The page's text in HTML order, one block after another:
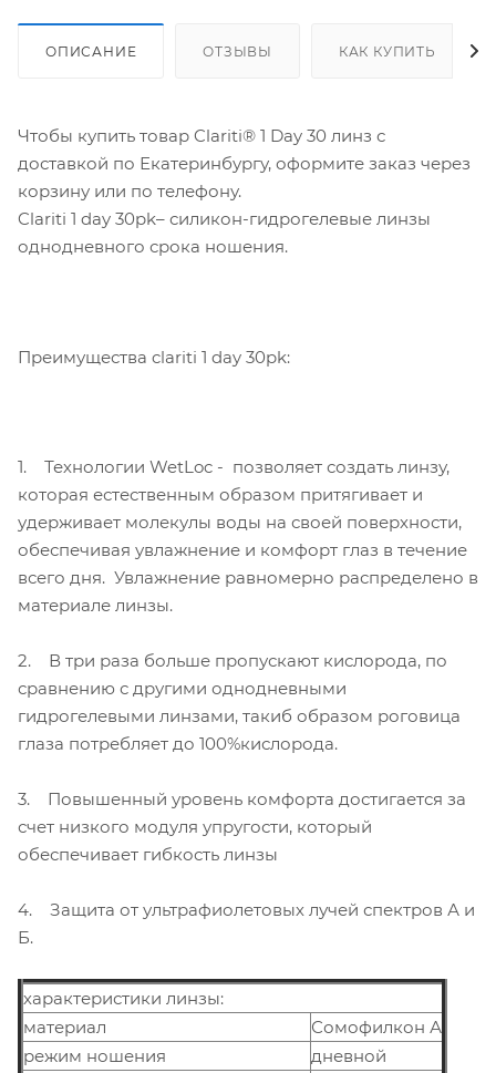
ОПИСАНИЕ ОТЗЫВЫ КАК КУПИТЬ
Чтобы купить товар Clariti® 1 Day 30 линз с
доставкой по Екатеринбургу, оформите заказ через
корзину или по телефону.
Clariti 1 day 30pk– силикон-гидрогелевые линзы
однодневного срока ношения.
Преимущества clariti 1 day 30pk:
1. Технологии WetLoc - позволяет создать линзу,
которая естественным образом притягивает и
удерживает молекулы воды на своей поверхности,
обеспечивая увлажнение и комфорт глаз в течение
всего дня. Увлажнение равномерно распределено в
материале линзы.
2. В три раза больше пропускают кислорода, по
сравнению с другими однодневными
гидрогелевыми линзами, такиб образом роговица
глаза потребляет до 100%кислорода.
3. Повышенный уровень комфорта достигается за
счет низкого модуля упругости, который
обеспечивает гибкость линзы
4. Защита от ультрафиолетовых лучей спектров А и
Б.
характеристики линзы:
материал
Сомофилкон А
режим ношения
дневной